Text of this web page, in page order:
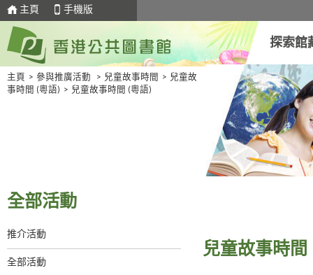
主頁 手機版
探索館
主頁 > 參與推廣活動 > 兒童故事時間 > 兒童故
事時間 (粵語) > 兒童故事時間 (粵語)
全部活動
推介活動
全部活動
兒童故事時間